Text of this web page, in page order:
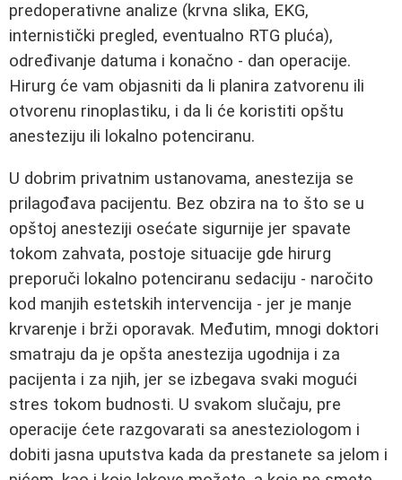
predoperativne analize (krvna slika, EKG,
internistički pregled, eventualno RTG pluća),
određivanje datuma i konačno - dan operacije.
Hirurg će vam objasniti da li planira zatvorenu ili
otvorenu rinoplastiku, i da li će koristiti opštu
anesteziju ili lokalno potenciranu.
U dobrim privatnim ustanovama, anestezija se
prilagođava pacijentu. Bez obzira na to što se u
opštoj anesteziji osećate sigurnije jer spavate
tokom zahvata, postoje situacije gde hirurg
preporuči lokalno potenciranu sedaciju - naročito
kod manjih estetskih intervencija - jer je manje
krvarenje i brži oporavak. Međutim, mnogi doktori
smatraju da je opšta anestezija ugodnija i za
pacijenta i za njih, jer se izbegava svaki mogući
stres tokom budnosti. U svakom slučaju, pre
operacije ćete razgovarati sa anesteziologom i
dobiti jasna uputstva kada da prestanete sa jelom i